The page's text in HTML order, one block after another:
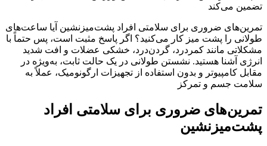
تمرین‌های ضروری برای سلامتی افراد پشت‌میزنشین آیا ساعت‌های
طولانی را پشت میز کار می‌کنید؟ اگر پاسخ مثبت است، پس حتماً با
مشکلاتی مانند کمردرد، گردن‌درد، خشکی عضلات و افت شدید
انرژی آشنا هستید. نشستن طولانی در یک حالت ثابت، به‌ویژه در
مقابل کامپیوتر و بدون استفاده از تجهیزات ارگونومیک، عملاً به
سلامت جسم و تمرکز
تمرین‌های ضروری برای سلامتی افراد
پشت‌میزنشین